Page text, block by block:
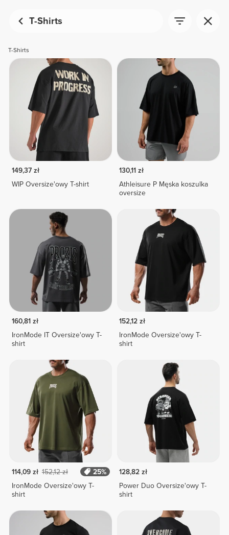
T-Shirts
T-Shirts
149,37 zł
WIP Oversize'owy T-shirt
130,11 zł
Athleisure P Męska koszulka
oversize
160,81 zł
IronMode IT Oversize'owy T-
shirt
152,12 zł
IronMode Oversize'owy T-
shirt
114,09 zł 152,12 zł
25%
IronMode Oversize'owy T-
shirt
128,82 zł
Power Duo Oversize'owy T-
shirt